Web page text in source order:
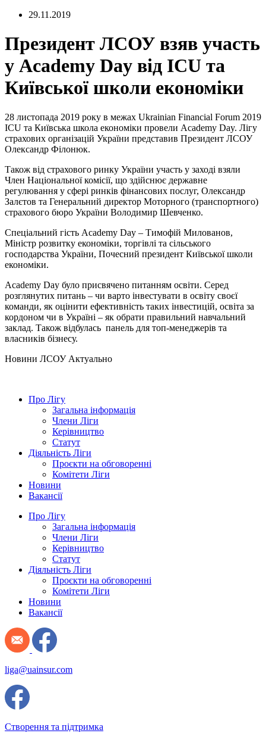
29.11.2019
Президент ЛСОУ взяв участь
у Academy Day від ICU та
Київської школи економіки
28 листопада 2019 року в межах Ukrainian Financial Forum 2019
ICU та Київська школа економіки провели Academy Day. Лігу
страхових організацій України представив Президент ЛСОУ
Олександр Філонюк.
Також від страхового ринку України участь у заході взяли
Член Національної комісії, що здійснює державне
регулювання у сфері ринків фінансових послуг, Олександр
Залєтов та Генеральний директор Моторного (транспортного)
страхового бюро України Володимир Шевченко.
Спеціальний гість Academy Day – Тимофій Милованов,
Міністр розвитку економіки, торгівлі та сільського
господарства України, Почесний президент Київської школи
економіки.
Academy Day було присвячено питанням освіти. Серед
розглянутих питань – чи варто інвестувати в освіту своєї
команди, як оцінити ефективність таких інвестицій, освіта за
кордоном чи в Україні – як обрати правильний навчальний
заклад. Також відбулась панель для топ-менеджерів та
власників бізнесу.
Hовини ЛСОУ Актуально
Про Лігу
Загальна інформація
Члени Ліги
Керівництво
Статут
Діяльність Ліги
Проєкти на обговоренні
Комітети Ліги
Новини
Вакансії
Про Лігу
Загальна інформація
Члени Ліги
Керівництво
Статут
Діяльність Ліги
Проєкти на обговоренні
Комітети Ліги
Новини
Вакансії
liga@uainsur.com
Створення та підтримка